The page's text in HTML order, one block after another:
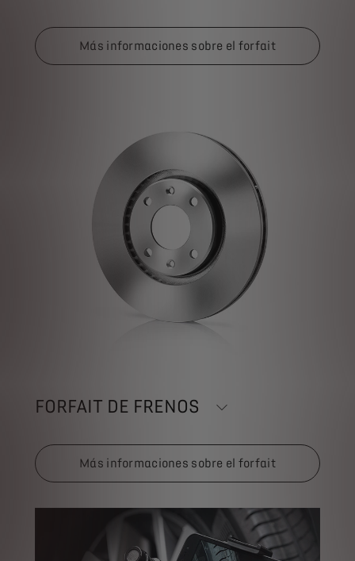
Más informaciones sobre el forfait
FORFAIT DE FRENOS
Más informaciones sobre el forfait